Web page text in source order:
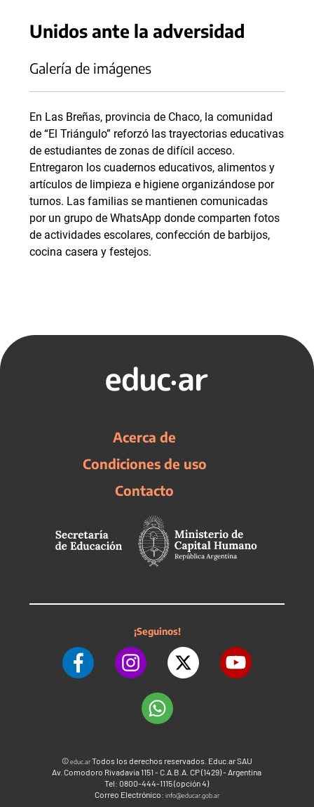
Unidos ante la adversidad
Galería de imágenes
En Las Breñas, provincia de Chaco, la comunidad
de “El Triángulo” reforzó las trayectorias educativas
de estudiantes de zonas de difícil acceso.
Entregaron los cuadernos educativos, alimentos y
artículos de limpieza e higiene organizándose por
turnos. Las familias se mantienen comunicadas
por un grupo de WhatsApp donde comparten fotos
de actividades escolares, confección de barbijos,
cocina casera y festejos.
Acerca de
Condiciones de uso
Contacto
¡Seguinos!
©educ.arTodos los derechos reservados. Educ.ar SAU
Av. Comodoro Rivadavia 1151 - C.A.B.A. CP (1429) - Argentina
Tel: 0800-444-1115 (opción 4)
Correo Electrónico: info@educar.gob.ar